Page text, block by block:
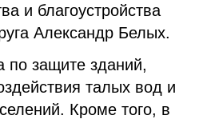
и благоустройства
Александр Белых.
по защите зданий,
талых вод и
Кроме того, в